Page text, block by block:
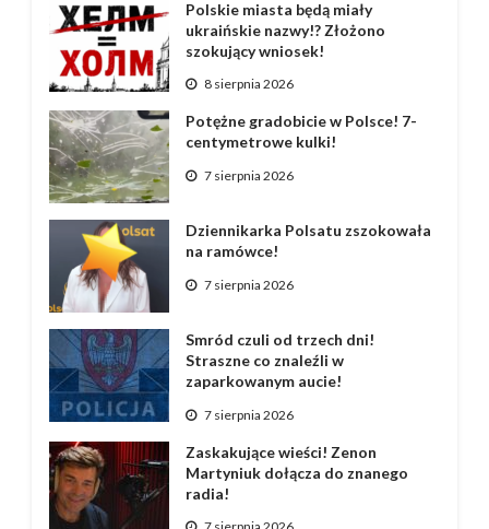
Polskie miasta będą miały
ukraińskie nazwy!? Złożono
szokujący wniosek!
8 sierpnia 2026
Potężne gradobicie w Polsce! 7-
centymetrowe kulki!
7 sierpnia 2026
Dziennikarka Polsatu zszokowała
na ramówce!
7 sierpnia 2026
Smród czuli od trzech dni!
Straszne co znaleźli w
zaparkowanym aucie!
7 sierpnia 2026
Zaskakujące wieści! Zenon
Martyniuk dołącza do znanego
radia!